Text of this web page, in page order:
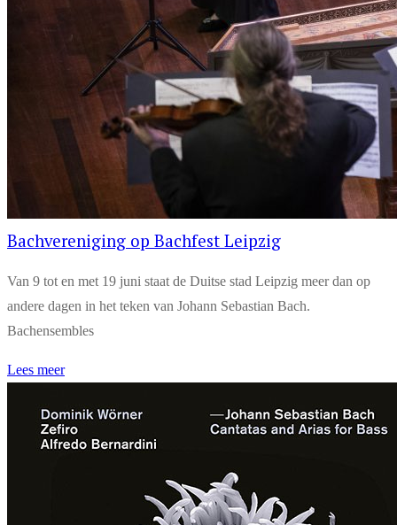
Bachvereniging op Bachfest Leipzig
Van 9 tot en met 19 juni staat de Duitse stad Leipzig meer dan op
andere dagen in het teken van Johann Sebastian Bach.
Bachensembles
Lees meer